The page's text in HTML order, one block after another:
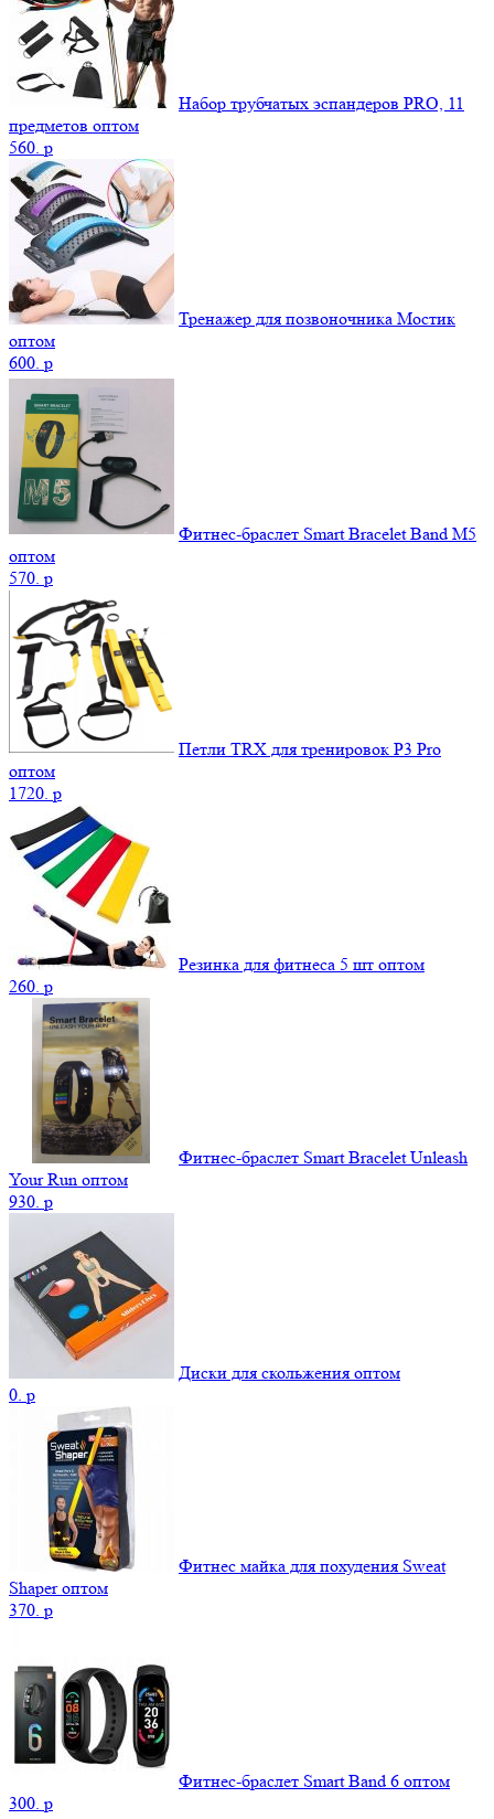
Набор трубчатых эспандеров PRO, 11
предметов оптом
560. p
Тренажер для позвоночника Мостик
оптом
600. p
Фитнес-браслет Smart Bracelet Band M5
оптом
570. p
Петли TRX для тренировок P3 Pro
оптом
1720. p
Резинка для фитнеса 5 шт оптом
260. p
Фитнес-браслет Smart Bracelet Unleash
Your Run оптом
930. p
Диски для скольжения оптом
0. p
Фитнес майка для похудения Sweat
Shaper оптом
370. p
Фитнес-браслет Smart Band 6 оптом
300. p